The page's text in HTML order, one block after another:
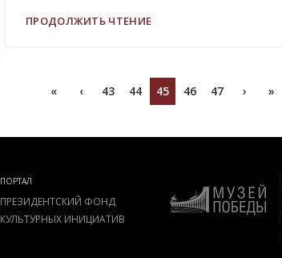
ПРОДОЛЖИТЬ ЧТЕНИЕ
« ‹ 43 44 45 46 47 › »
ПОРТАЛ
ПРЕЗИДЕНТСКИЙ ФОНД
КУЛЬТУРНЫХ ИНИЦИАТИВ